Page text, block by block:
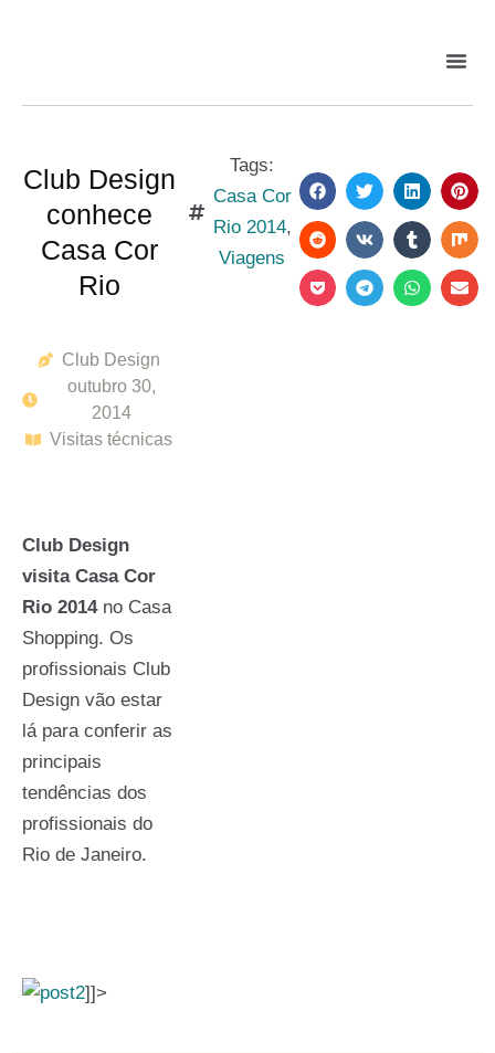
Club Design
conhece
Casa Cor
Rio
Club Design
outubro 30,
2014
Visitas técnicas
Club Design
visita Casa Cor
Rio 2014 no Casa
Shopping. Os
profissionais Club
Design vão estar
lá para conferir as
principais
tendências dos
profissionais do
Rio de Janeiro.
]]>
Tags:
Casa Cor
Rio 2014,
Viagens